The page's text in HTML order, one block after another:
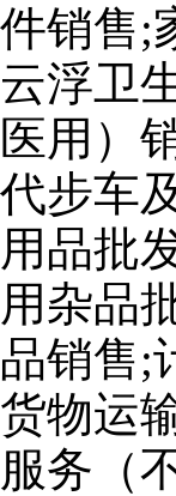
件销售;
云浮卫
医用）
代步车
用品批
用杂品
品销售;
货物运
服务（